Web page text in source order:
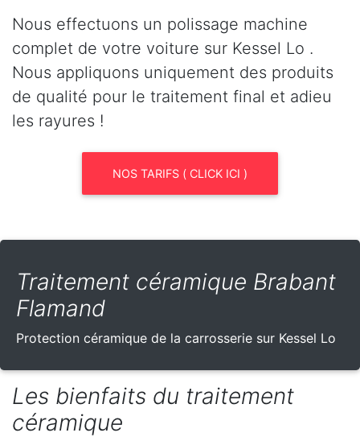
Nous effectuons un polissage machine
complet de votre voiture sur Kessel Lo .
Nous appliquons uniquement des produits
de qualité pour le traitement final et adieu
les rayures !
NOS TARIFS ( CLICK ICI )
Traitement céramique Brabant
Flamand
Protection céramique de la carrosserie sur Kessel Lo
Les bienfaits du traitement
céramique